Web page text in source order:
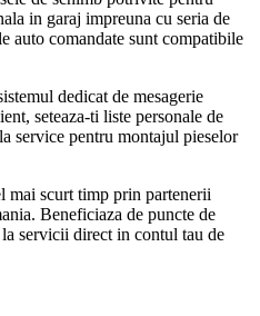
in garaj impreuna cu seria de
auto comandate sunt compatibile
dedicat de mesagerie
seteaza-ti liste personale de
service pentru montajul pieselor
mai scurt timp prin partenerii
Beneficiaza de puncte de
servicii direct in contul tau de